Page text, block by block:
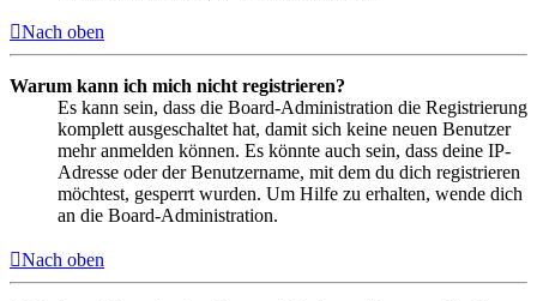
Nach oben
Warum kann ich mich nicht registrieren?
Es kann sein, dass die Board-Administration die Registrierung
komplett ausgeschaltet hat, damit sich keine neuen Benutzer
mehr anmelden können. Es könnte auch sein, dass deine IP-
Adresse oder der Benutzername, mit dem du dich registrieren
möchtest, gesperrt wurden. Um Hilfe zu erhalten, wende dich
an die Board-Administration.
Nach oben